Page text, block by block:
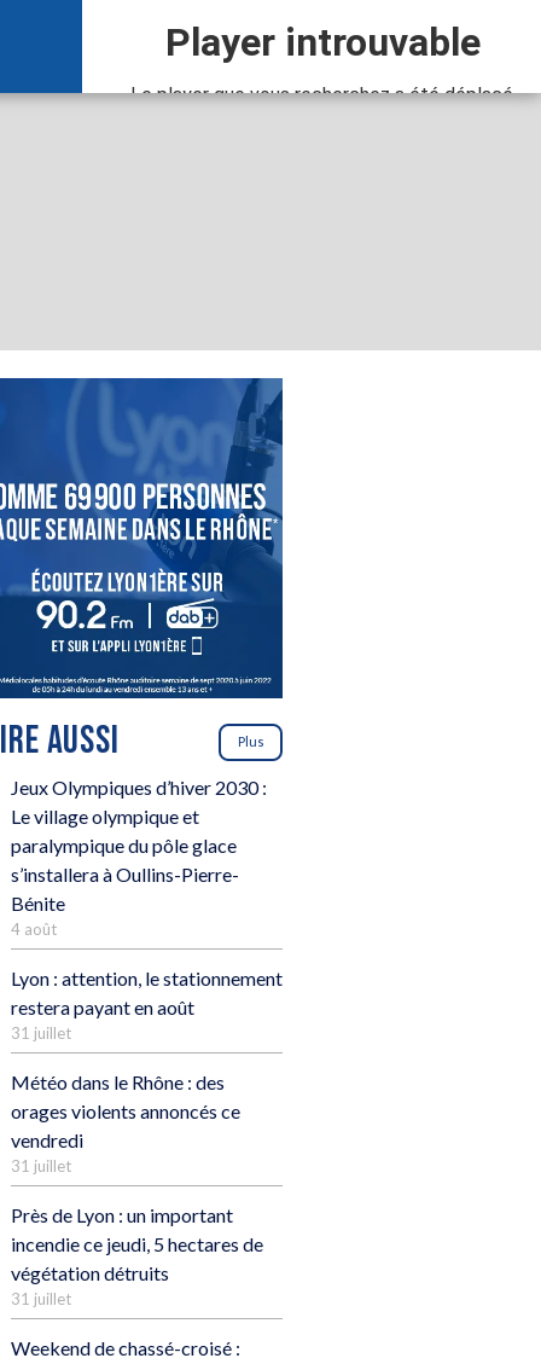
AUSSI Plus
Jeux Olympiques d’hiver 2030 :
Le village olympique et
paralympique du pôle glace
s’installera à Oullins-Pierre-
Bénite
4 août
Lyon : attention, le stationnement
restera payant en août
31 juillet
Météo dans le Rhône : des
orages violents annoncés ce
vendredi
31 juillet
Près de Lyon : un important
incendie ce jeudi, 5 hectares de
végétation détruits
31 juillet
Weekend de chassé-croisé :